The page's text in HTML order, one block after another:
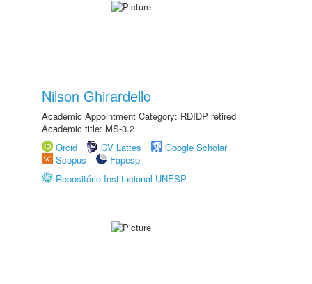
Nilson Ghirardello
Academic Appointment Category: RDIDP retired
Academic title: MS-3.2
Orcid
CV Lattes
Google Scholar
Scopus
Fapesp
Repositório Institucional UNESP